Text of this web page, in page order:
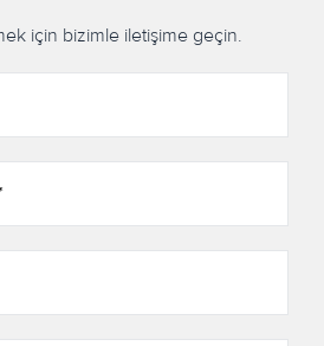
için bizimle iletişime geçin.